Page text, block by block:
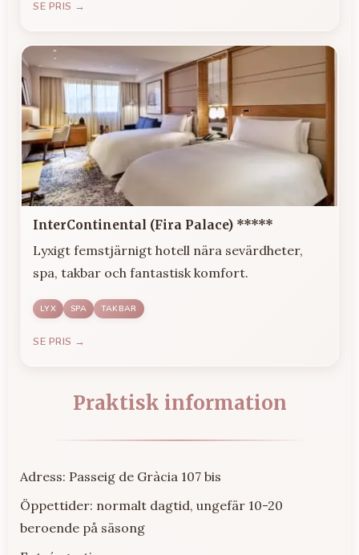
SE PRIS →
InterContinental (Fira Palace) *****
Lyxigt femstjärnigt hotell nära sevärdheter,
spa, takbar och fantastisk komfort.
LYX SPA TAKBAR
SE PRIS →
Praktisk information
Adress: Passeig de Gràcia 107 bis
Öppettider: normalt dagtid, ungefär 10-20
beroende på säsong